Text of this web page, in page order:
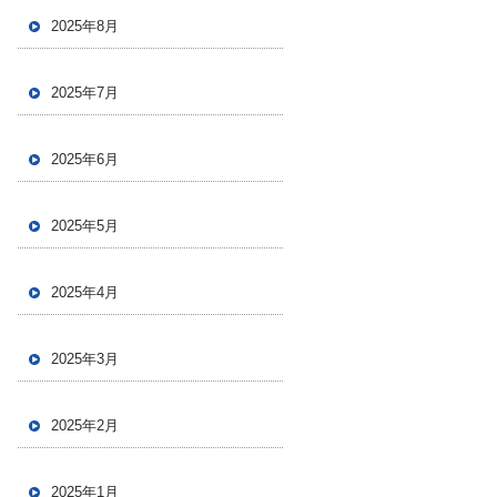
2025年8月
2025年7月
2025年6月
2025年5月
2025年4月
2025年3月
2025年2月
2025年1月